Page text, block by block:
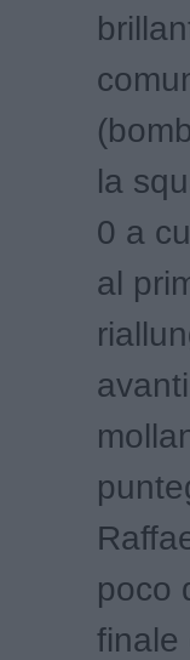
la
0 a
al
poco
finale